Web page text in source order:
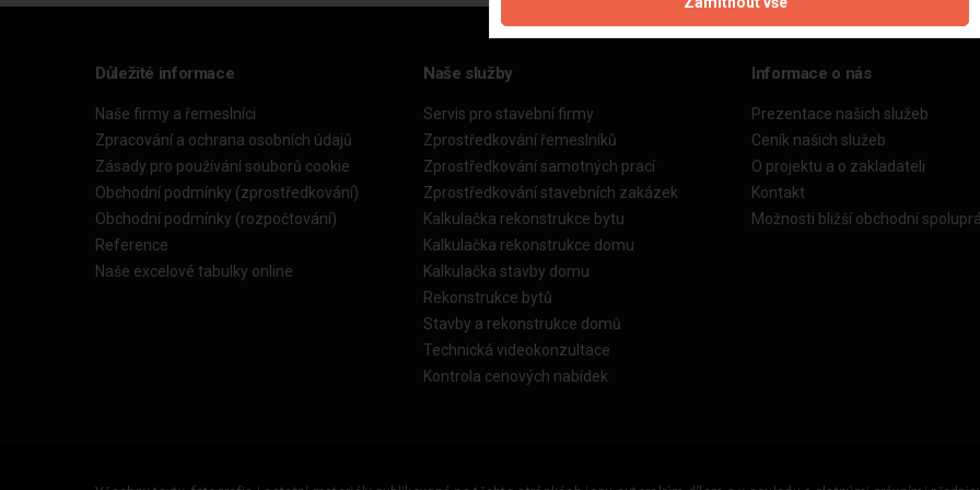
Důležité informace
Naše firmy a řemeslníci
Zpracování a ochrana osobních údajů
Zásady pro používání souborů cookie
Obchodní podmínky (zprostředkování)
Obchodní podmínky (rozpočtování)
Reference
Naše excelové tabulky online
Naše služby
Servis pro stavební firmy
Zprostředkování řemeslníků
Zprostředkování samotných prací
Zprostředkování stavebních zakázek
Kalkulačka rekonstrukce bytu
Kalkulačka rekonstrukce domu
Kalkulačka stavby domu
Rekonstrukce bytů
Stavby a rekonstrukce domů
Technická videokonzultace
Kontrola cenových nabídek
Informace o nás
Prezentace našich služeb
Ceník našich služeb
O projektu a o zakladateli
Kontakt
Možnosti bližší obchodní